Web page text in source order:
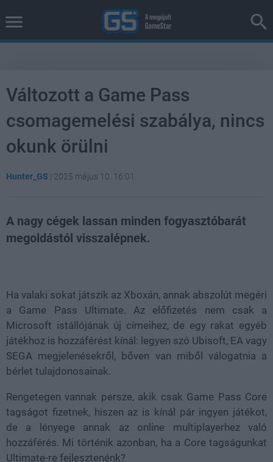
Változott a Game Pass
csomagemelési szabálya, nincs
okunk örülni
Hunter_GS | 2025 május 10. 16:01
A nagy cégek lassan minden fogyasztóbarát
megoldástól visszalépnek.
Ha valaki sokat játszik az Xboxán, annak abszolút megéri
a Game Pass Ultimate. Az előfizetés nem csak a
Microsoft istállójának új címeihez, de egy rakat egyéb
játékhoz is hozzáférést kínál: legyen szó Ubisoft, EA vagy
SEGA megjelenésekről, bőven van miből válogatnia a
bérlet tulajdonosainak.
Rengetegen vannak persze, akik csak Game Pass Core
tagságot fizetnek, hiszen az is kínál pár ingyen játékot,
de a lényege annak az online multiplayerhez való
hozzáférés. Mi történik azonban, ha a Core tagságunkat
Ultimate-re fejlesztenénk?